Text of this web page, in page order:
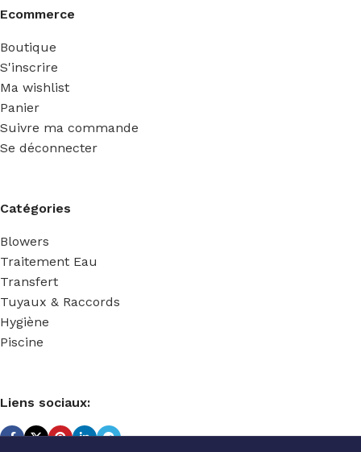
Ecommerce
Boutique
S'inscrire
Ma wishlist
Panier
Suivre ma commande
Se déconnecter
Catégories
Blowers
Traitement Eau
Transfert
Tuyaux & Raccords
Hygiène
Piscine
Liens sociaux: